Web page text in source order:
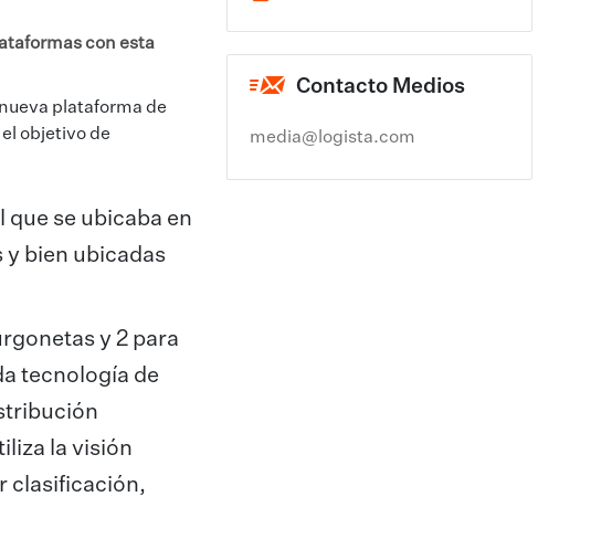
con esta
plataforma de
objetivo de
que se ubicaba en
y bien ubicadas
y 2 para
tecnología de
la visión
clasificación,
Contacto Medios
media@logista.com